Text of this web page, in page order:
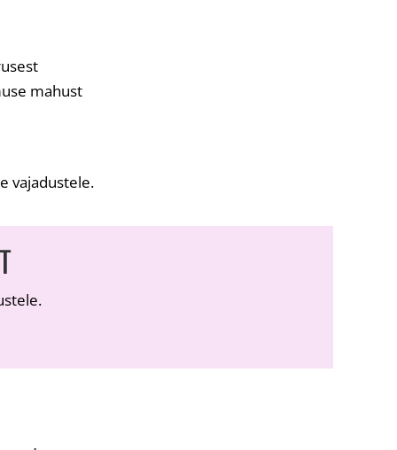
mahust
vajadustele.